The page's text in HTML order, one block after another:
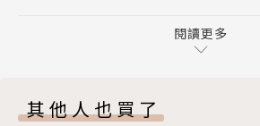
遊戲設計業界累積了十年經驗，參
的是十年經驗的積累。
第十五章
閱讀更多
其他人也買了